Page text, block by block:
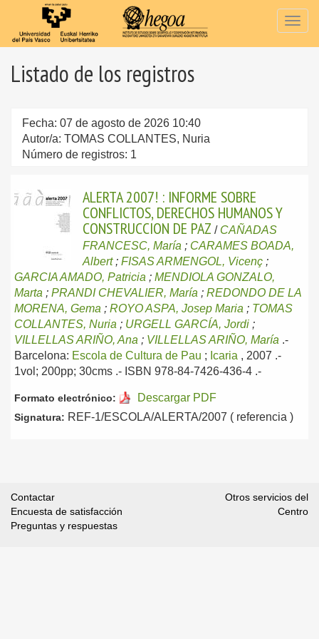
Listado de los registros
Fecha: 07 de agosto de 2026 10:40
Autor/a: TOMAS COLLANTES, Nuria
Número de registros: 1
ALERTA 2007! : INFORME SOBRE
CONFLICTOS, DERECHOS HUMANOS Y
CONSTRUCCION DE PAZ / CAÑADAS
FRANCESC, María ; CARAMES BOADA,
Albert; FISAS ARMENGOL, Vicenç ;
GARCIA AMADO, Patricia ; MENDIOLA GONZALO,
Marta ; PRANDI CHEVALIER, María ; REDONDO DE LA
MORENA, Gema ; ROYO ASPA, Josep Maria ; TOMAS
COLLANTES, Nuria ; URGELL GARCÍA, Jordi ;
VILLELLAS ARIÑO, Ana ; VILLELLAS ARIÑO, María .-
Barcelona: Escola de Cultura de Pau ; Icaria , 2007 .-
1vol; 200pp; 30cms .- ISBN 978-84-7426-436-4 .-
Formato electrónico: Descargar PDF
Signatura: REF-1/ESCOLA/ALERTA/2007 ( referencia )
Contactar
Encuesta de satisfacción
Preguntas y respuestas
Otros servicios del
Centro